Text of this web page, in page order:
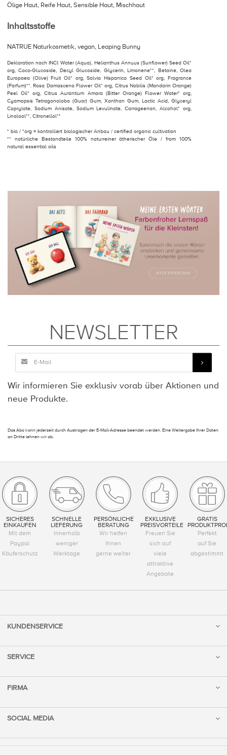
Ölige Haut, Reife Haut, Sensible Haut, Mischhaut
Inhaltsstoffe
NATRUE Naturkosmetik, vegan, Leaping Bunny
Deklaration nach INCI: Water (Aqua), Helianthus Annuus (Sunflower) Seed Oil*
org, Coco-Glucoside, Decyl Glucoside, Glycerin, Limonene**, Betaine, Olea
Europaea (Olive) Fruit Oil* org, Salvia Hispanica Seed Oil* org, Fragrance
(Parfum)**. Rosa Damascena Flower Oil* org, Citrus Nobilis (Mandarin Orange)
Peel Oil* org, Citrus Aurantium Amara (Bitter Orange) Flower Water* org,
Cyamopsis Tetragonoloba (Guar) Gum, Xanthan Gum, Lactic Acid, Glyceryl
Caprylate, Sodium Anisate, Sodium Levulinate, Carrageenan, Alcohol* org,
Linalool**, Citronellol**
* bio / *org = kontrolliert biologischer Anbau / certified organic cultivation
** natürliche Bestandteile 100% naturreiner ätherischer Öle / from 100%
natural essential oils
NEWSLETTER
Wir informieren Sie exklusiv vorab über Aktionen und
neue Produkte.
Das Abo kann jederzeit durch Austragen der E-Mail-Adresse beendet werden. Eine Weitergabe Ihrer Daten
an Dritte lehnen wir ab.
SICHERES
EINKAUFEN
Mit dem
Paypal
Käuferschutz
SCHNELLE
LIEFERUNG
Innerhalb
weniger
Werktage
PERSÖNLICHE
BERATUNG
Wir helfen
Ihnen
gerne weiter
EXKLUSIVE
PREISVORTEILE
Freuen Sie
sich auf
viele
attraktive
Angebote
GRATIS
Perfekt
auf Sie
abgestimmt
KUNDENSERVICE
SERVICE
FIRMA
SOCIAL MEDIA